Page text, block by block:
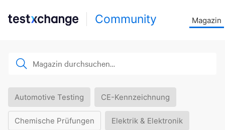
Community Magazin
Automotive Testing CE-Kennzeichnung
Chemische Prüfungen Elektrik & Elektronik